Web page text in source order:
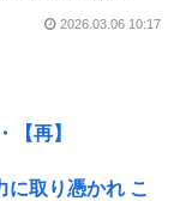
2026.03.06 10:17
【再】
取り憑かれ こ